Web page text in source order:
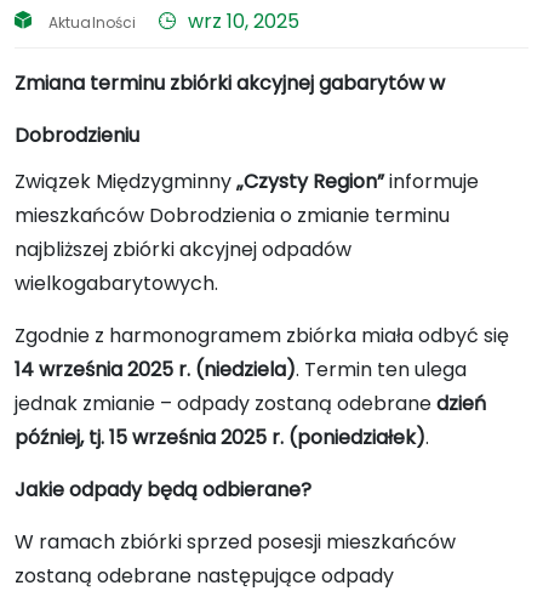
Aktualności wrz 10, 2025
Zmiana terminu zbiórki akcyjnej gabarytów w
Dobrodzieniu
Związek Międzygminny„Czysty Region”informuje
mieszkańców Dobrodzienia o zmianie terminu
najbliższej zbiórki akcyjnej odpadów
wielkogabarytowych.
Zgodnie z harmonogramem zbiórka miała odbyć się
14 września 2025 r. (niedziela). Termin ten ulega
jednak zmianie – odpady zostaną odebranedzień
później, tj. 15 września 2025 r. (poniedziałek).
Jakie odpady będą odbierane?
W ramach zbiórki sprzed posesji mieszkańców
zostaną odebrane następujące odpady